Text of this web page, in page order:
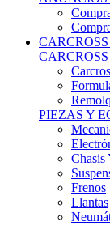
PIEZAS Y
Chasis
Frenos
Llantas
Resto